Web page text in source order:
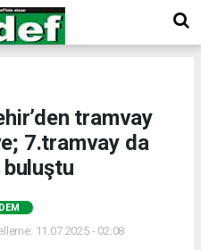
tramvay
7.tramvay da
11.07.2025 - 02:08